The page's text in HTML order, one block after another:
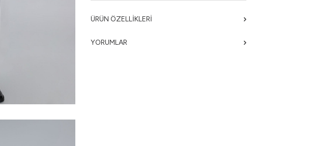
ÜRÜN ÖZELLIKLERI
YORUMLAR